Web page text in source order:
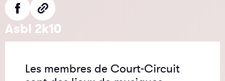
Asbl 2k10
Les membres de Court-Circuit